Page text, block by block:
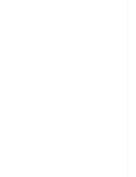
5 hvězdiček.